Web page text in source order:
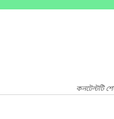
কনটেন্টটি